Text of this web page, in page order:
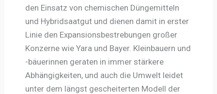
den Einsatz von chemischen Düngemitteln
und Hybridsaatgut und dienen damit in erster
Linie den Expansionsbestrebungen großer
Konzerne wie Yara und Bayer. Kleinbauern und
-bäuerinnen geraten in immer stärkere
Abhängigkeiten, und auch die Umwelt leidet
unter dem längst gescheiterten Modell der